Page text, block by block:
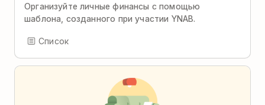
Организуйте личные финансы с помощью
шаблона, созданного при участии YNAB.
Список